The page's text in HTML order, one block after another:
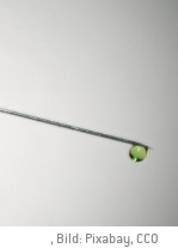
, Bild: Pixabay, CC0